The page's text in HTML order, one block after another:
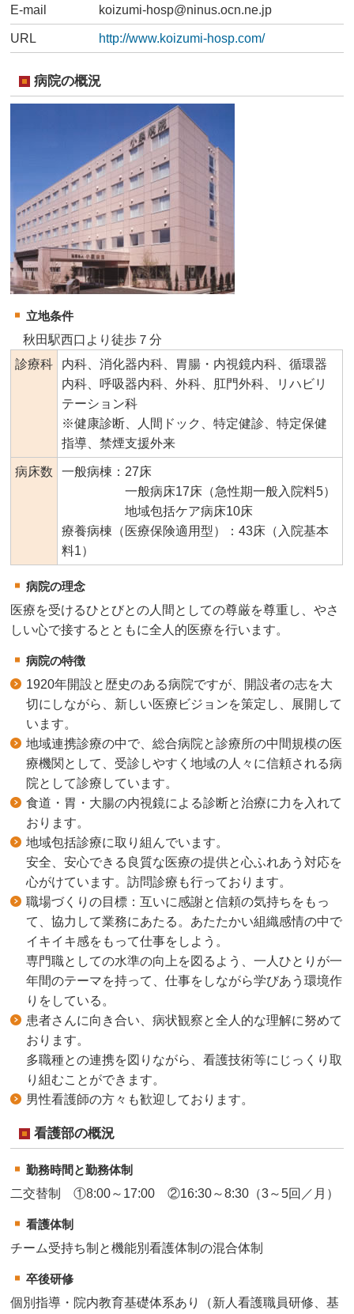
E-mail koizumi-hosp@ninus.ocn.ne.jp
URL http://www.koizumi-hosp.com/
病院の概況
立地条件
秋田駅西口より徒歩７分
診療科
内科、消化器内科、胃腸・内視鏡内科、循環器
内科、呼吸器内科、外科、肛門外科、リハビリ
テーション科
※健康診断、人間ドック、特定健診、特定保健
指導、禁煙支援外来
病床数
一般病棟：27床
一般病床17床（急性期一般入院料5）
地域包括ケア病床10床
療養病棟（医療保険適用型）：43床（入院基本
料1）
病院の理念
医療を受けるひとびとの人間としての尊厳を尊重し、やさ
しい心で接するとともに全人的医療を行います。
病院の特徴
1920年開設と歴史のある病院ですが、開設者の志を大
切にしながら、新しい医療ビジョンを策定し、展開して
います。
地域連携診療の中で、総合病院と診療所の中間規模の医
療機関として、受診しやすく地域の人々に信頼される病
院として診療しています。
食道・胃・大腸の内視鏡による診断と治療に力を入れて
おります。
地域包括診療に取り組んでいます。
安全、安心できる良質な医療の提供と心ふれあう対応を
心がけています。訪問診療も行っております。
職場づくりの目標：互いに感謝と信頼の気持ちをもっ
て、協力して業務にあたる。あたたかい組織感情の中で
イキイキ感をもって仕事をしよう。
専門職としての水準の向上を図るよう、一人ひとりが一
年間のテーマを持って、仕事をしながら学びあう環境作
りをしている。
患者さんに向き合い、病状観察と全人的な理解に努めて
おります。
多職種との連携を図りながら、看護技術等にじっくり取
り組むことができます。
男性看護師の方々も歓迎しております。
看護部の概況
勤務時間と勤務体制
二交替制 ①8:00～17:00 ②16:30～8:30（3～5回／月）
看護体制
チーム受持ち制と機能別看護体制の混合体制
卒後研修
個別指導・院内教育基礎体系あり（新人看護職員研修、基